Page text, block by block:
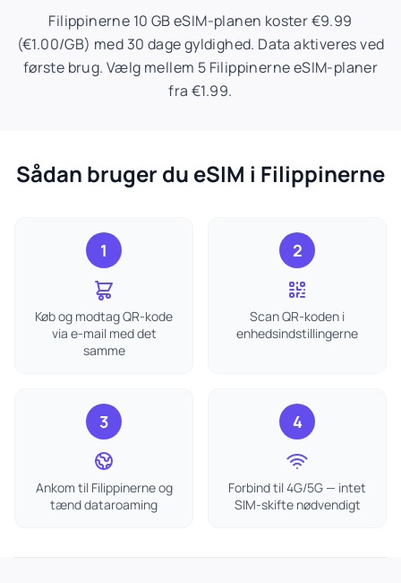
Filippinerne 10 GB eSIM-planen koster €9.99
(€1.00/GB) med 30 dage gyldighed. Data aktiveres ved
første brug. Vælg mellem 5 Filippinerne eSIM-planer
fra €1.99.
Sådan bruger du eSIM i Filippinerne
1
Køb og modtag QR-kode
via e-mail med det
samme
2
Scan QR-koden i
enhedsindstillingerne
3
Ankom til Filippinerne og
tænd dataroaming
4
Forbind til 4G/5G — intet
SIM-skifte nødvendigt